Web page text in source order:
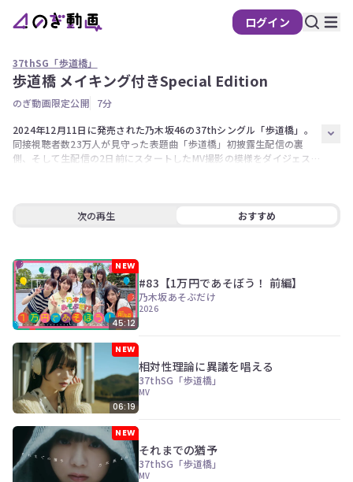
ログイン
の
動
画
定
37thSG「歩道橋」
歩道橋 メイキング付きSpecial Edition
のぎ動画限定公開
7分
2024年12月11日に発売された乃木坂46の37thシングル「歩道橋」。
同接視聴者数23万人が見守った表題曲「歩道橋」初披露生配信の裏
側、そして生配信の2日前にスタートしたMV撮影の模様をダイジェスト
次の再生 おすすめ
NEW
45:12
#83【1万円であそぼう！ 前編】
乃木坂あそぶだけ
2026
NEW
06:19
相対性理論に異議を唱える
37thSG「歩道橋」
MV
NEW
それまでの猶予
37thSG「歩道橋」
MV